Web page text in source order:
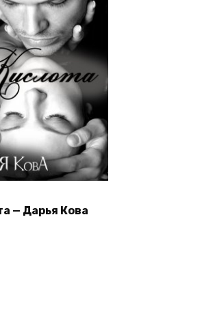
— Дарья Кова